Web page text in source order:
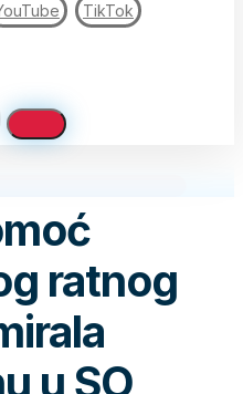
TikTok
ratnog
u SO